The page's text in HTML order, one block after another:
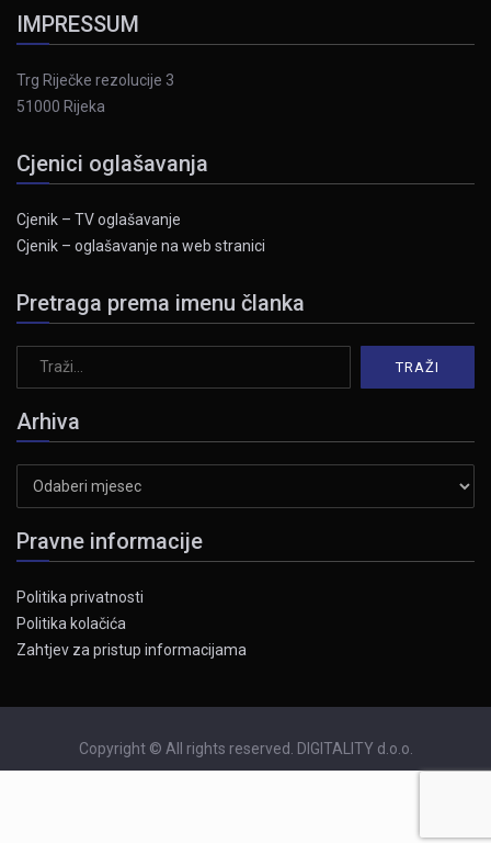
IMPRESSUM
Trg Riječke rezolucije 3
51000 Rijeka
Cjenici oglašavanja
Cjenik – TV oglašavanje
Cjenik – oglašavanje na web stranici
Pretraga prema imenu članka
Arhiva
Pravne informacije
Politika privatnosti
Politika kolačića
Zahtjev za pristup informacijama
Copyright © All rights reserved. DIGITALITY d.o.o.